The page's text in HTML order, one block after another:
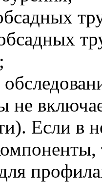
не
Если в